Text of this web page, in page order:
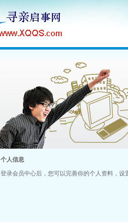
个人信息
登录会员中心后，您可以完善你的个人资料，